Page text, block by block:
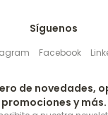
Síguenos
Facebook
de novedades,
promociones y más.